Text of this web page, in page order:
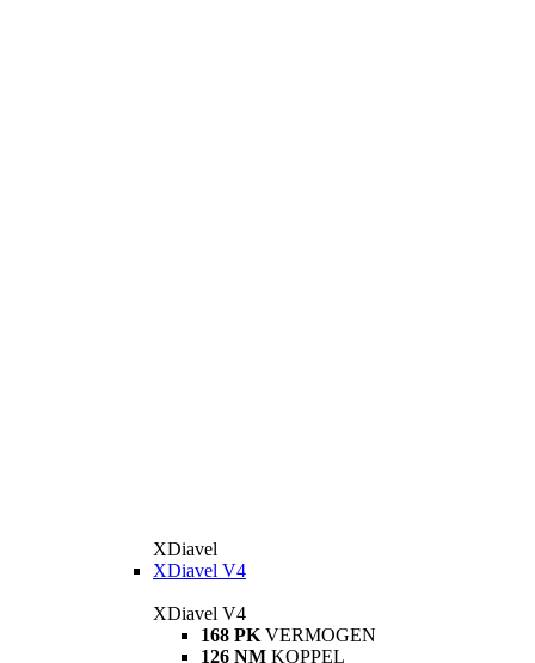
XDiavel
XDiavel V4
XDiavel V4
168 PK VERMOGEN
126 NM KOPPEL